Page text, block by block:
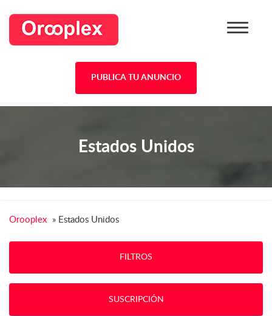
PUBLICA TU ANUNCIO
Estados Unidos
Orooplex » Estados Unidos
FILTROS
SUSCRIPCIÓN